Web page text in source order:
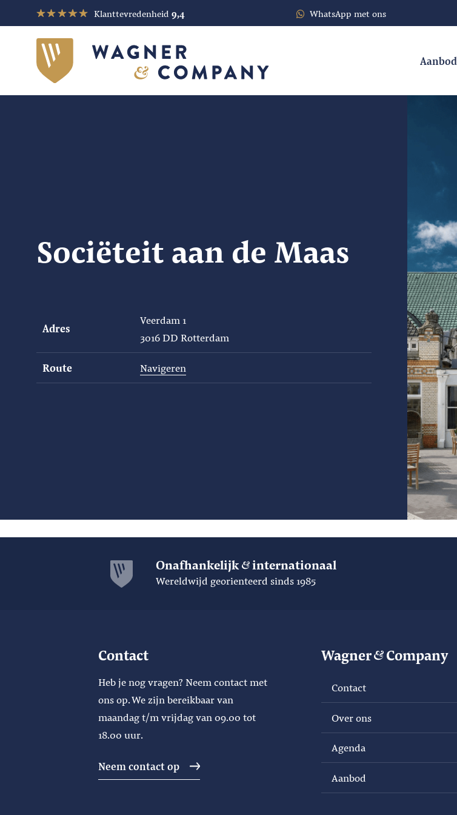
Klanttevredenheid 9,4 WhatsApp met ons
Aanbod
Sociëteit aan de Maas
Adres
Veerdam 1
3016 DD Rotterdam
Route Navigeren
Onafhankelijk internationaal
Wereldwijd georienteerd sinds 1985
Contact
Heb je nog vragen? Neem contact met
ons op. We zijn bereikbaar van
maandag t/m vrijdag van 09.00 tot
18.00 uur.
Neem contact op
Wagner Company
Contact
Over ons
Agenda
Aanbod